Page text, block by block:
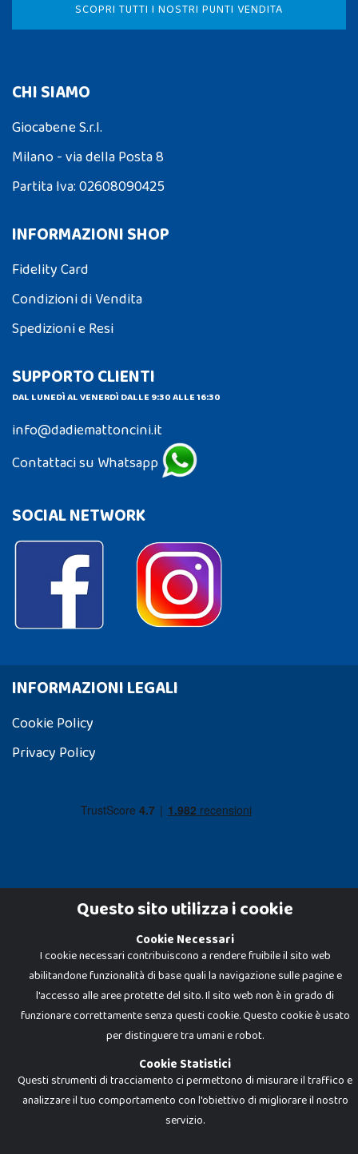
SCOPRI TUTTI I NOSTRI PUNTI VENDITA
CHI SIAMO
Giocabene S.r.l.
Milano - via della Posta 8
Partita Iva: 02608090425
INFORMAZIONI SHOP
Fidelity Card
Condizioni di Vendita
Spedizioni e Resi
SUPPORTO CLIENTI
DAL LUNEDÌ AL VENERDÌ DALLE 9:30 ALLE 16:30
info@dadiemattoncini.it
Contattaci su Whatsapp
SOCIAL NETWORK
INFORMAZIONI LEGALI
Cookie Policy
Privacy Policy
Dadi e Mattoncini è un brand di Giocabene Srl. Ogni riproduzione o utilizzo non
espressamente autorizzato è severamente vietato. Tutti i loghi, marchi,
brand elencati nel presente shop sono di proprietà dei rispettivi titolari.
I prezzi e le promozioni pubblicate potrebbero differire da quanto esposto in
negozio.
Giocabene Srl - via della Posta 8, 20123 Milano (MI)
P.IVA 02608090425 - REA AN201199 - C.S. 10.000 i.v.
Questo sito utilizza i cookie
Cookie Necessari
I cookie necessari contribuiscono a rendere fruibile il sito web
abilitandone funzionalità di base quali la navigazione sulle pagine e
l'accesso alle aree protette del sito. Il sito web non è in grado di
funzionare correttamente senza questi cookie. Questo cookie è usato
per distinguere tra umani e robot.
Cookie Statistici
Questi strumenti di tracciamento ci permettono di misurare il traffico e
analizzare il tuo comportamento con l'obiettivo di migliorare il nostro
servizio.